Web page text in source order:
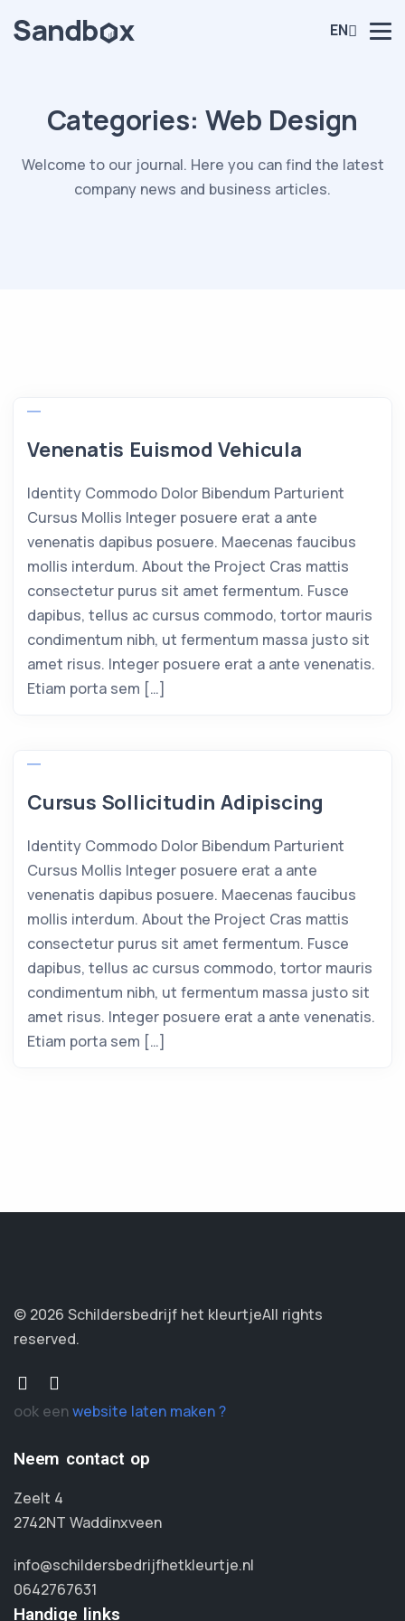
EN
Categories:Web Design
Welcome to our journal. Here you can find the latest
company news and business articles.
Venenatis Euismod Vehicula
Identity Commodo Dolor Bibendum Parturient
Cursus Mollis Integer posuere erat a ante
venenatis dapibus posuere. Maecenas faucibus
mollis interdum. About the Project Cras mattis
consectetur purus sit amet fermentum. Fusce
dapibus, tellus ac cursus commodo, tortor mauris
condimentum nibh, ut fermentum massa justo sit
amet risus. Integer posuere erat a ante venenatis.
Etiam porta sem […]
Cursus Sollicitudin Adipiscing
Identity Commodo Dolor Bibendum Parturient
Cursus Mollis Integer posuere erat a ante
venenatis dapibus posuere. Maecenas faucibus
mollis interdum. About the Project Cras mattis
consectetur purus sit amet fermentum. Fusce
dapibus, tellus ac cursus commodo, tortor mauris
condimentum nibh, ut fermentum massa justo sit
amet risus. Integer posuere erat a ante venenatis.
Etiam porta sem […]
© 2026 Schildersbedrijf het kleurtjeAll rights
reserved.
ook eenwebsite laten maken ?
Neem contact op
Zeelt 4
2742NT Waddinxveen
info@schildersbedrijfhetkleurtje.nl
0642767631
Handige links